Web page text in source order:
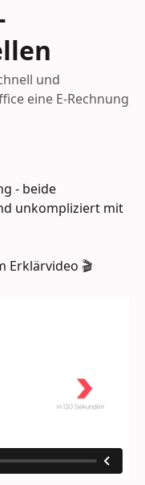
und
eine E-Rechnung
- beide
unkompliziert mit
Erklärvideo 🎬